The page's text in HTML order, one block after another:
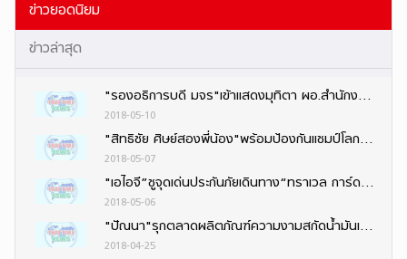
ข่าวยอดนิยม
ข่าวล่าสุด
"รองอธิการบดี มจร"เข้าแสดงมุทิตา ผอ.สำนักงานพระพุทธศาสนาจังหวัดนนทบุรีคนใหม่
2018-05-10
"สิทธิชัย ศิษย์สองพี่น้อง"พร้อมป้องกันแชมป์โลก“กลอรี่”ที่ฝรั่งเศส ควง“ธงชัย–เพชรพนมรุ้ง”ลุย
2018-05-07
"เอไอจี”ชูจุดเด่นประกันภัยเดินทาง“ทราเวล การ์ด”นำความโดดเด่น4ด้าน
2018-05-06
"ปัณนา"รุกตลาดผลิตภัณฑ์ความงามสกัดน้ำมันเสาวรส พัฒนาเป็น "ผลิตภัณฑ์บำรุงผิว"
2018-04-25